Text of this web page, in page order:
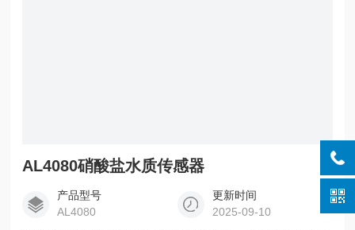
AL4080硝酸盐水质传感器
产品型号
AL4080
更新时间
2025-09-10